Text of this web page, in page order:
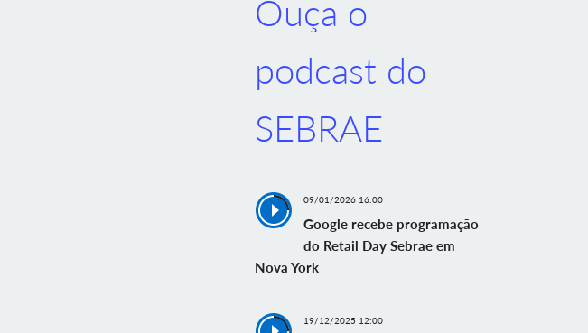
Ouça o
podcast do
SEBRAE
09/01/2026 16:00
Google recebe programação
do Retail Day Sebrae em
Nova York
19/12/2025 12:00